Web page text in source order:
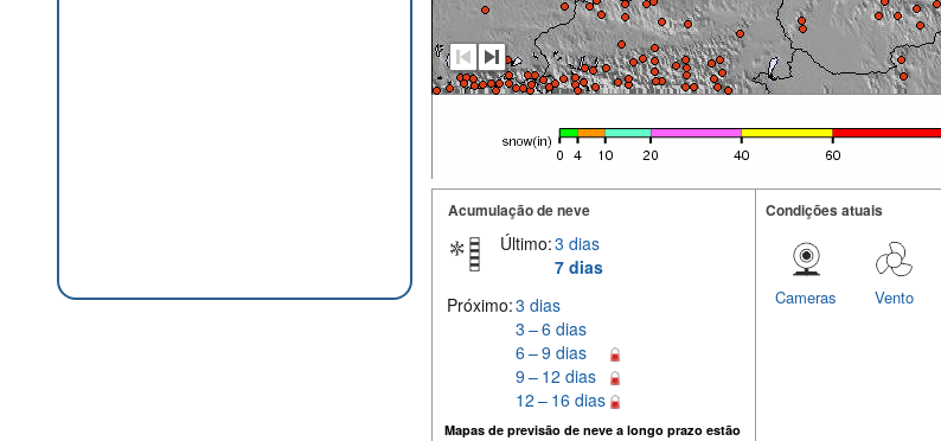
Acumulação de neve
Último:3 dias
7 dias
Próximo:3 dias
3 – 6 dias
6 – 9 dias
9 – 12 dias
12 – 16 dias
Mapas de previsão de neve a longo prazo estão
Condições atuais
Vento
Cameras